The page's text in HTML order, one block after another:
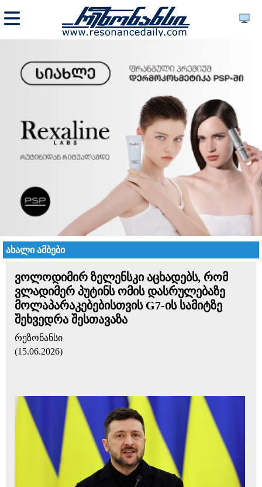
ახალი ამბები
ვოლოდიმირ ზელენსკი აცხადებს, რომ
ვლადიმერ პუტინს ომის დასრულებაზე
მოლაპარაკებებისთვის G7-ის სამიტზე
შეხვედრა შესთავაზა
რეზონანსი
(15.06.2026)